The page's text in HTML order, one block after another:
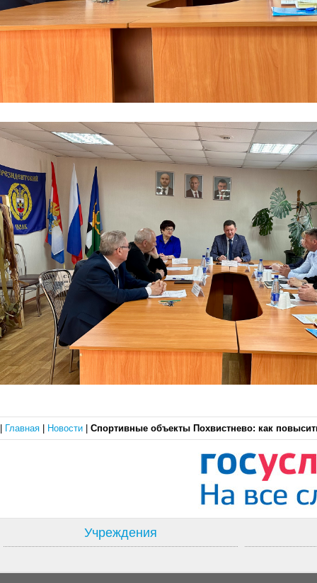
Главная Новости Спортивные объекты Похвистнево: как
Учреждения